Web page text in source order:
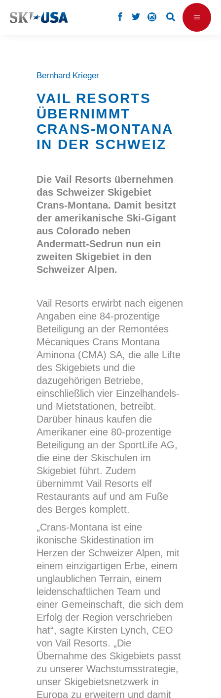
Bernhard Krieger
VAIL RESORTS
ÜBERNIMMT
CRANS-MONTANA
IN DER SCHWEIZ
Die Vail Resorts übernehmen
das Schweizer Skigebiet
Crans-Montana. Damit besitzt
der amerikanische Ski-Gigant
aus Colorado neben
Andermatt-Sedrun nun ein
zweiten Skigebiet in den
Schweizer Alpen.
Vail Resorts erwirbt nach eigenen
Angaben eine 84-prozentige
Beteiligung an der Remontées
Mécaniques Crans Montana
Aminona (CMA) SA, die alle Lifte
des Skigebiets und die
dazugehörigen Betriebe,
einschließlich vier Einzelhandels-
und Mietstationen, betreibt.
Darüber hinaus kaufen die
Amerikaner eine 80-prozentige
Beteiligung an der SportLife AG,
die eine der Skischulen im
Skigebiet führt. Zudem
übernimmt Vail Resorts elf
Restaurants auf und am Fuße
des Berges komplett.
„Crans-Montana ist eine
ikonische Skidestination im
Herzen der Schweizer Alpen, mit
einem einzigartigen Erbe, einem
unglaublichen Terrain, einem
leidenschaftlichen Team und
einer Gemeinschaft, die sich dem
Erfolg der Region verschrieben
hat“, sagte Kirsten Lynch, CEO
von Vail Resorts. „Die
Übernahme des Skigebiets passt
zu unserer Wachstumsstrategie,
unser Skigebietsnetzwerk in
Europa zu erweitern und damit